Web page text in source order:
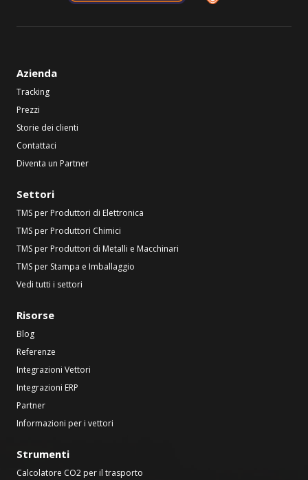
Azienda
Tracking
Prezzi
Storie dei clienti
Contattaci
Diventa un Partner
Settori
TMS per Produttori di Elettronica
TMS per Produttori Chimici
TMS per Produttori di Metalli e Macchinari
TMS per Stampa e Imballaggio
Vedi tutti i settori
Risorse
Blog
Referenze
Integrazioni Vettori
Integrazioni ERP
Partner
Informazioni per i vettori
Strumenti
Calcolatore CO2 per il trasporto